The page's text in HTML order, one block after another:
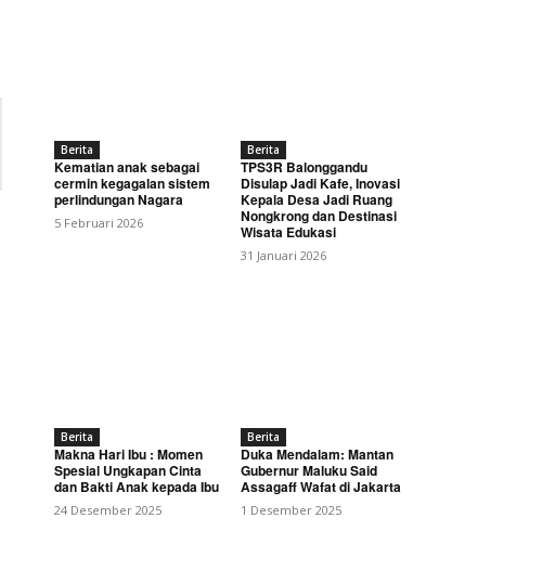
Berita
Kematian anak sebagai
cermin kegagalan sistem
perlindungan Nagara
5 Februari 2026
Berita
TPS3R Balonggandu
Disulap Jadi Kafe, Inovasi
Kepala Desa Jadi Ruang
Nongkrong dan Destinasi
Wisata Edukasi
31 Januari 2026
Berita
Makna Hari Ibu : Momen
Spesial Ungkapan Cinta
dan Bakti Anak kepada Ibu
24 Desember 2025
Berita
Duka Mendalam: Mantan
Gubernur Maluku Said
Assagaff Wafat di Jakarta
1 Desember 2025